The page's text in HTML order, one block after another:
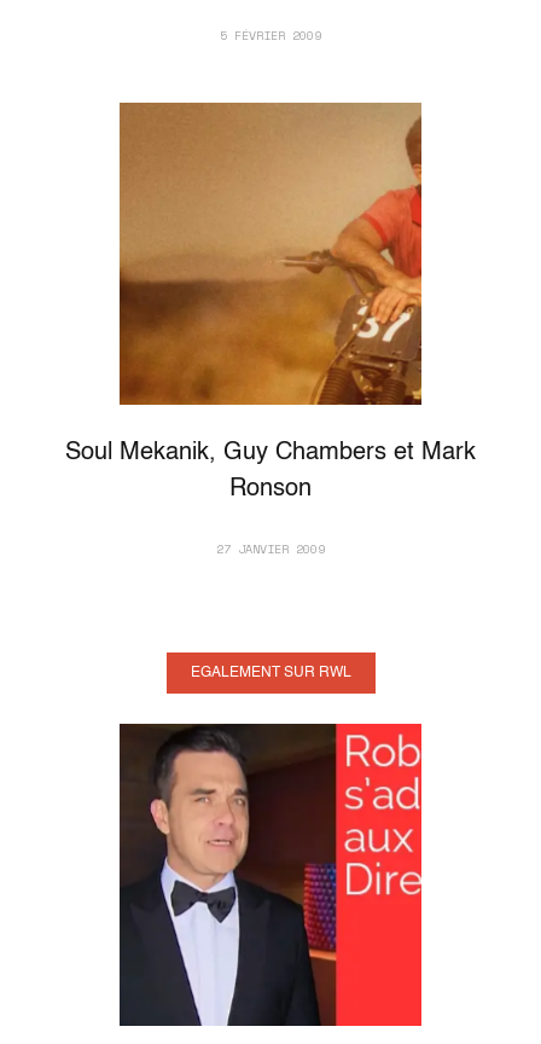
5 FÉVRIER 2009
Soul Mekanik, Guy Chambers et Mark
Ronson
27 JANVIER 2009
EGALEMENT SUR RWL